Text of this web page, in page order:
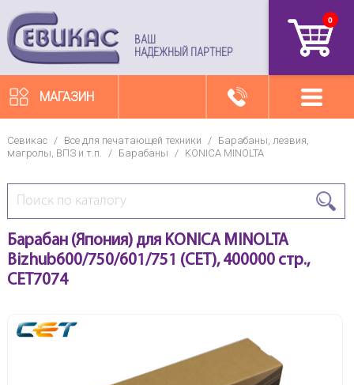
ВАШ
НАДЕЖНЫЙ ПАРТНЕР
0
МАГАЗИН
Севикас / Все для печатающей техники /
Барабаны, лезвия,
магролы, ВПЗ и т.п. / Барабаны / KONICA MINOLTA
Барабан (Япония) для KONICA MINOLTA
Bizhub600/750/601/751 (CET), 400000 стр.,
CET7074